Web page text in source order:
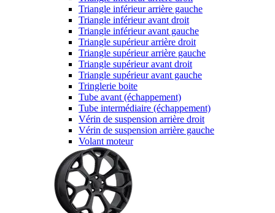
Triangle inférieur arrière gauche
Triangle inférieur avant droit
Triangle inférieur avant gauche
Triangle supérieur arrière droit
Triangle supérieur arrière gauche
Triangle supérieur avant droit
Triangle supérieur avant gauche
Tringlerie boite
Tube avant (échappement)
Tube intermédiaire (échappement)
Vérin de suspension arrière droit
Vérin de suspension arrière gauche
Volant moteur